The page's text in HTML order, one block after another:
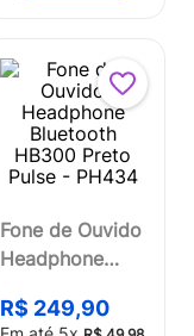
Fone de Ouvido
Headphone
HB300 Preto
R$ 249,90